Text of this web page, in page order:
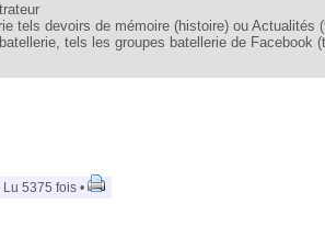
tels devoirs de mémoire (histoire) ou
tels les groupes batellerie de
Lu 5375 fois •